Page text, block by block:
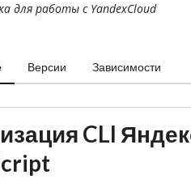
для работы с YandexCloud
Версии Зависимости
CLI